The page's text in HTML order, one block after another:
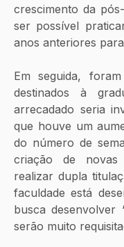
crescimento da
ser possível
anos anteriores
Em seguida,
destinados à
arrecadado seria
que houve um
do número de
criação de novas
realizar dupla
faculdade está
busca desenvolver
serão muito